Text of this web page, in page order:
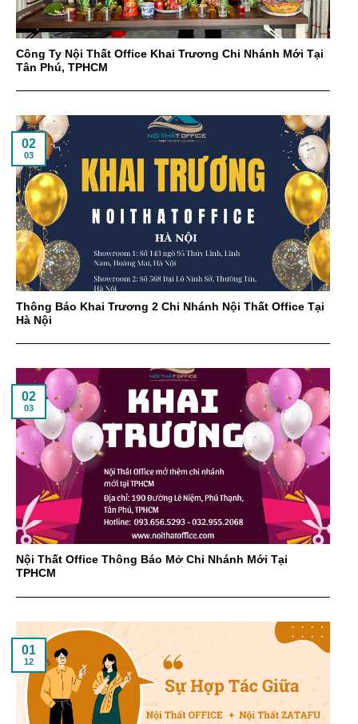
Công Ty Nội Thất Office Khai Trương Chi Nhánh Mới Tại
Tân Phú, TPHCM
Thông Báo Khai Trương 2 Chi Nhánh Nội Thất Office Tại
Hà Nội
02
03
Nội Thất Office Thông Báo Mở Chi Nhánh Mới Tại
TPHCM
02
03
01
12